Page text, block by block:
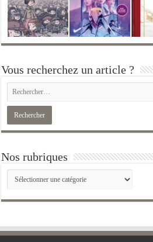
Vous recherchez un article ?
Nos rubriques
Nos
rubriques